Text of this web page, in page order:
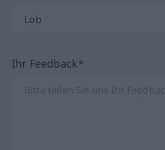
Ihr Feedback*